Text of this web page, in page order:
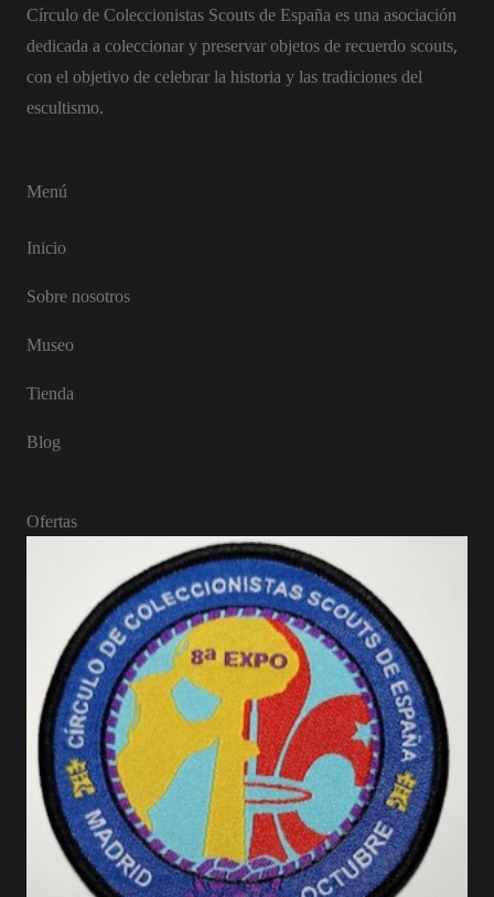
Círculo de Coleccionistas Scouts de España es una asociación
dedicada a coleccionar y preservar objetos de recuerdo scouts,
con el objetivo de celebrar la historia y las tradiciones del
escultismo.
Menú
Inicio
Sobre nosotros
Museo
Tienda
Blog
Ofertas